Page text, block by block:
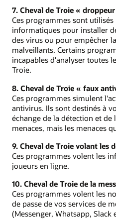
7. Cheval de Troie «
Ces programmes sont
informatiques pour installer
des virus ou pour empêcher
malveillants. Certains
incapables d'analyser toutes
Troie.
8. Cheval de Troie « faux
Ces programmes simulent
antivirus. Ils sont destinés à
échange de la détection et de
menaces, mais les menaces
9. Cheval de Troie volant les
Ces programmes volent les
joueurs en ligne.
10. Cheval de Troie de la
Ces programmes volent les
de passe de vos services de
(Messenger, Whatsapp, Slack